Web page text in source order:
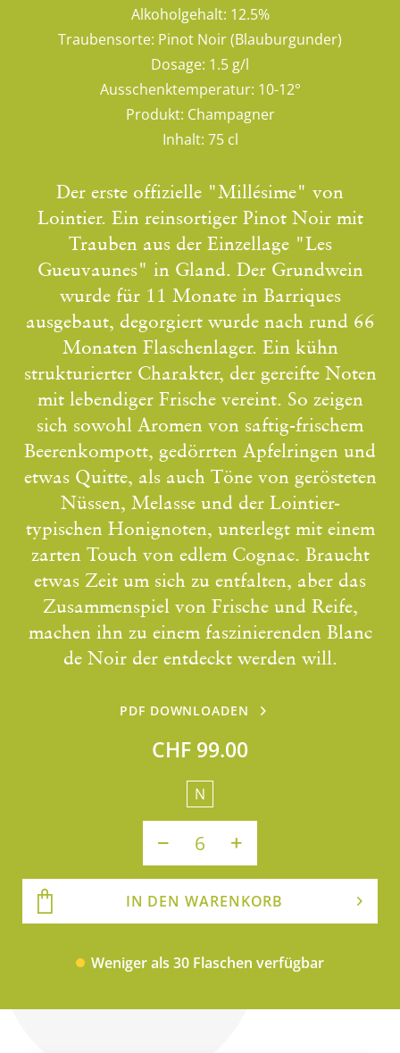
Alkoholgehalt: 12.5%
Traubensorte: Pinot Noir (Blauburgunder)
Dosage: 1.5 g/l
Ausschenktemperatur: 10-12°
Produkt: Champagner
Inhalt: 75 cl
Der erste offizielle "Millésime" von
Lointier. Ein reinsortiger Pinot Noir mit
Trauben aus der Einzellage "Les
Gueuvaunes" in Gland. Der Grundwein
wurde für 11 Monate in Barriques
ausgebaut, degorgiert wurde nach rund 66
Monaten Flaschenlager. Ein kühn
strukturierter Charakter, der gereifte Noten
mit lebendiger Frische vereint. So zeigen
sich sowohl Aromen von saftig-frischem
Beerenkompott, gedörrten Apfelringen und
etwas Quitte, als auch Töne von gerösteten
Nüssen, Melasse und der Lointier-
typischen Honignoten, unterlegt mit einem
zarten Touch von edlem Cognac. Braucht
etwas Zeit um sich zu entfalten, aber das
Zusammenspiel von Frische und Reife,
machen ihn zu einem faszinierenden Blanc
de Noir der entdeckt werden will.
PDF DOWNLOADEN
CHF 99.00
N
IN DEN WARENKORB
Weniger als 30 Flaschen verfügbar